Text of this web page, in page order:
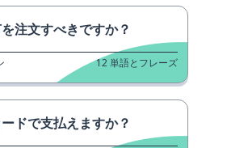
注文すべきですか？
12単語とフレーズ
ドで支払えますか？